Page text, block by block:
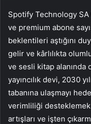
Spotify Technology SA
ve premium abone
beklentileri aştığını
gelir ve kârlılıkta
ve sesli kitap
yayıncılık devi, 2030
tabanına ulaşmayı
verimliliği
artışları ve işten